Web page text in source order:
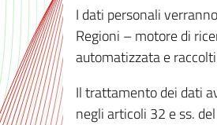
I dati personali
Regioni – motore di
automatizzata e
Il trattamento dei dati
negli articoli 32 e ss.